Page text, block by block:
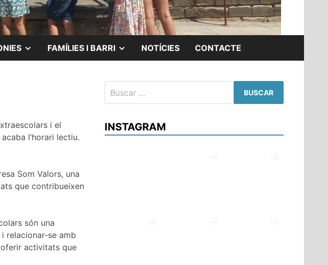
MOSTRAR
FAMÍLIES I BARRI MOSTRAR
SUBMENÚ
NOTÍCIES CONTACTE
i el
l’horari lectiu.
Som Valors, una
que contribueixen
són una
relacionar-se amb
oferir activitats que
INSTAGRAM